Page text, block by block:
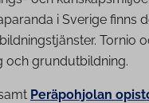
i Sverige finns
Tornio
och grundutbildning.
Peräpohjolan